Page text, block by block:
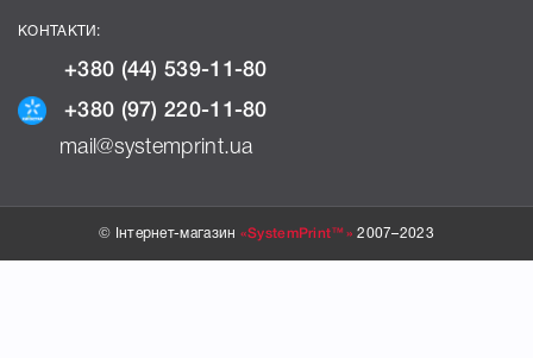
КОНТАКТИ:
+380 (44) 539-11-80
+380 (97) 220-11-80
mail@systemprint.ua
© Інтернет-магазин «SystemPrint™» 2007–2023